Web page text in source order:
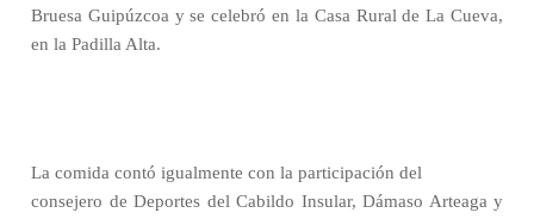
Bruesa Guipúzcoa y se celebró en la Casa Rural de La Cueva,
en la Padilla Alta.
La comida contó igualmente con la participación del
consejero de Deportes del Cabildo Insular, Dámaso Arteaga y